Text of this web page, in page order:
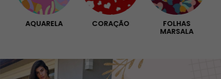
AQUARELA CORAÇÃO
FOLHAS
MARSALA